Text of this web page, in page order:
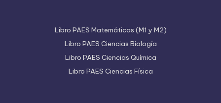
Libro PAES Matemáticas (M1 y M2)
Libro PAES Ciencias Biología
Libro PAES Ciencias Química
Libro PAES Ciencias Física